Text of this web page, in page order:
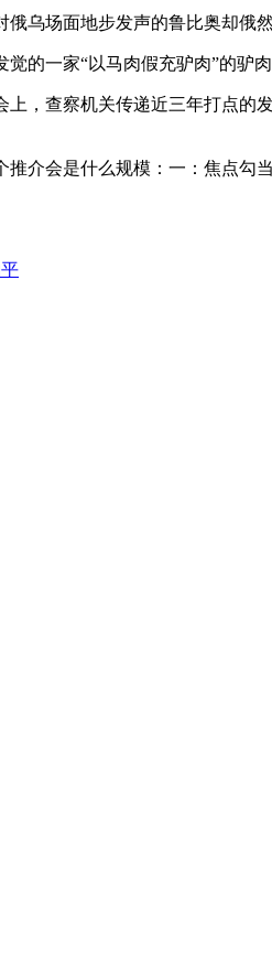
场面地步发声的鲁比奥却俄
一家“以马肉假充驴肉”的驴肉
查察机关传递近三年打点的
会是什么规模：一：焦点勾